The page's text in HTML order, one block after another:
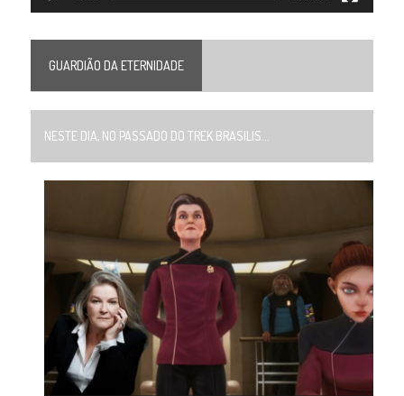
GUARDIÃO DA ETERNIDADE
NESTE DIA, NO PASSADO DO TREK BRASILIS...